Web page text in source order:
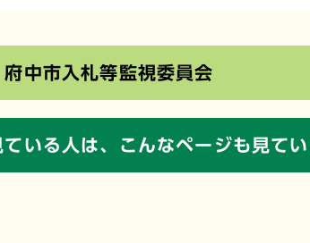
府中市入札等監視委員会
いる人は、 こんなページも見て